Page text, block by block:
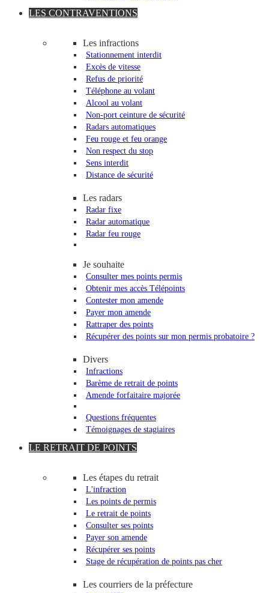
LES CONTRAVENTIONS
Les infractions
Stationnement interdit
Excès de vitesse
Refus de priorité
Téléphone au volant
Alcool au volant
Non-port ceinture de sécurité
Radars automatiques
Feu rouge et feu orange
Non respect du stop
Sens interdit
Distance de sécurité
Les radars
Radar fixe
Radar automatique
Radar feu rouge
Je souhaite
Consulter mes points permis
Obtenir mes accès Télépoints
Contester mon amende
Payer mon amende
Rattraper des points
Récupérer des points sur mon permis probatoire ?
Divers
Infractions
Barème de retrait de points
Amende forfaitaire majorée
Questions fréquentes
Témoignages de stagiaires
LE RETRAIT DE POINTS
Les étapes du retrait
L'infraction
Les points de permis
Le retrait de points
Consulter ses points
Payer son amende
Récupérer ses points
Stage de récupération de points pas cher
Les courriers de la préfecture